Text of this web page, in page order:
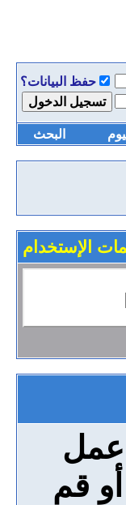
حفظ البيانات؟
البحث
عمل
قم